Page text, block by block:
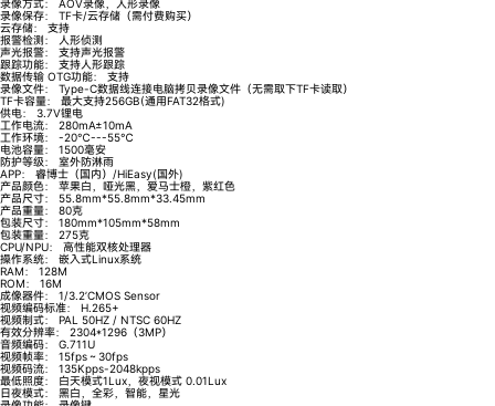
录像方式：
AOV录像，人形录像
录像保存：
TF卡/云存储（需付费购买）
云存储：
支持
报警检测：
人形侦测
声光报警：
支持声光报警
跟踪功能：
支持人形跟踪
数据传输 OTG功能：
支持
录像文件：
Type-C数据线连接电脑拷贝录像文件（无需取下TF卡读取）
TF卡容量：
最大支持256GB(通用FAT32格式)
供电：
3.7V锂电
工作电流：
280mA±10mA
工作环境：
-20℃---55℃
电池容量：
1500毫安
防护等级：
室外防淋雨
APP：
睿博士（国内）/HiEasy(国外)
产品颜色：
苹果白，哑光黑，爱马士橙，紫红色
产品尺寸：
55.8mm*55.8mm*33.45mm
产品重量：
80克
包装尺寸：
180mm*105mm*58mm
包装重量：
275克
CPU/NPU：
高性能双核处理器
操作系统：
嵌入式Linux系统
RAM：
128M
ROM：
16M
成像器件：
1/3.2’CMOS Sensor
视频编码标准：
H.265+
视频制式：
PAL 50HZ / NTSC 60HZ
有效分辨率：
2304*1296（3MP）
音频编码：
G.711U
视频帧率：
15fps～30fps
视频码流：
135Kpps-2048kpps
最低照度：
白天模式1Lux，夜视模式 0.01Lux
日夜模式：
黑白，全彩，智能，星光